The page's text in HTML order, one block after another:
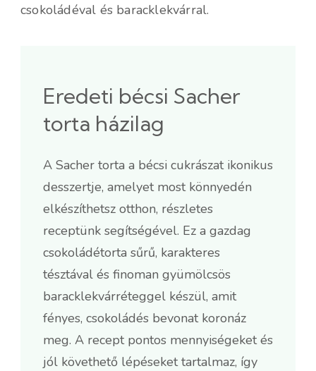
csokoládéval és baracklekvárral.
Eredeti bécsi Sacher
torta házilag
A Sacher torta a bécsi cukrászat ikonikus
desszertje, amelyet most könnyedén
elkészíthetsz otthon, részletes
receptünk segítségével. Ez a gazdag
csokoládétorta sűrű, karakteres
tésztával és finoman gyümölcsös
baracklekvárréteggel készül, amit
fényes, csokoládés bevonat koronáz
meg. A recept pontos mennyiségeket és
jól követhető lépéseket tartalmaz, így